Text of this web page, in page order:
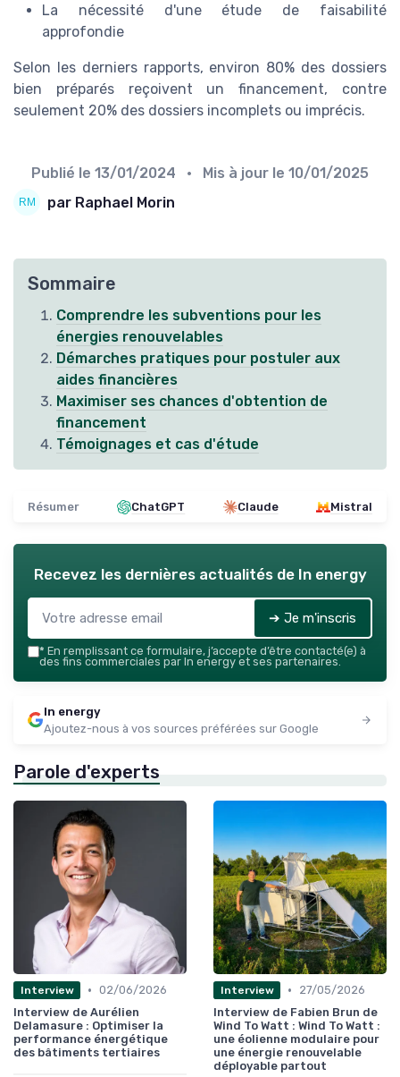
La nécessité d'une étude de faisabilité
approfondie
Selon les derniers rapports, environ 80% des dossiers
bien préparés reçoivent un financement, contre
seulement 20% des dossiers incomplets ou imprécis.
Publié le 13/01/2024 • Mis à jour le 10/01/2025
par Raphael Morin
Sommaire
Comprendre les subventions pour les
énergies renouvelables
Démarches pratiques pour postuler aux
aides financières
Maximiser ses chances d'obtention de
financement
Témoignages et cas d'étude
Résumer ChatGPT Claude Mistral
Recevez les dernières actualités de In energy
➔ Je m'inscris
* En remplissant ce formulaire, j’accepte d’être contacté(e) à
des fins commerciales par In energy et ses partenaires.
In energy
Ajoutez-nous à vos sources préférées sur Google
Parole d'experts
Interview • 02/06/2026
Interview de Aurélien
Delamasure : Optimiser la
performance énergétique
des bâtiments tertiaires
Interview •
27/05/2026
Interview de Fabien Brun de
Wind To Watt : Wind To Watt :
une éolienne modulaire pour
une énergie renouvelable
déployable partout